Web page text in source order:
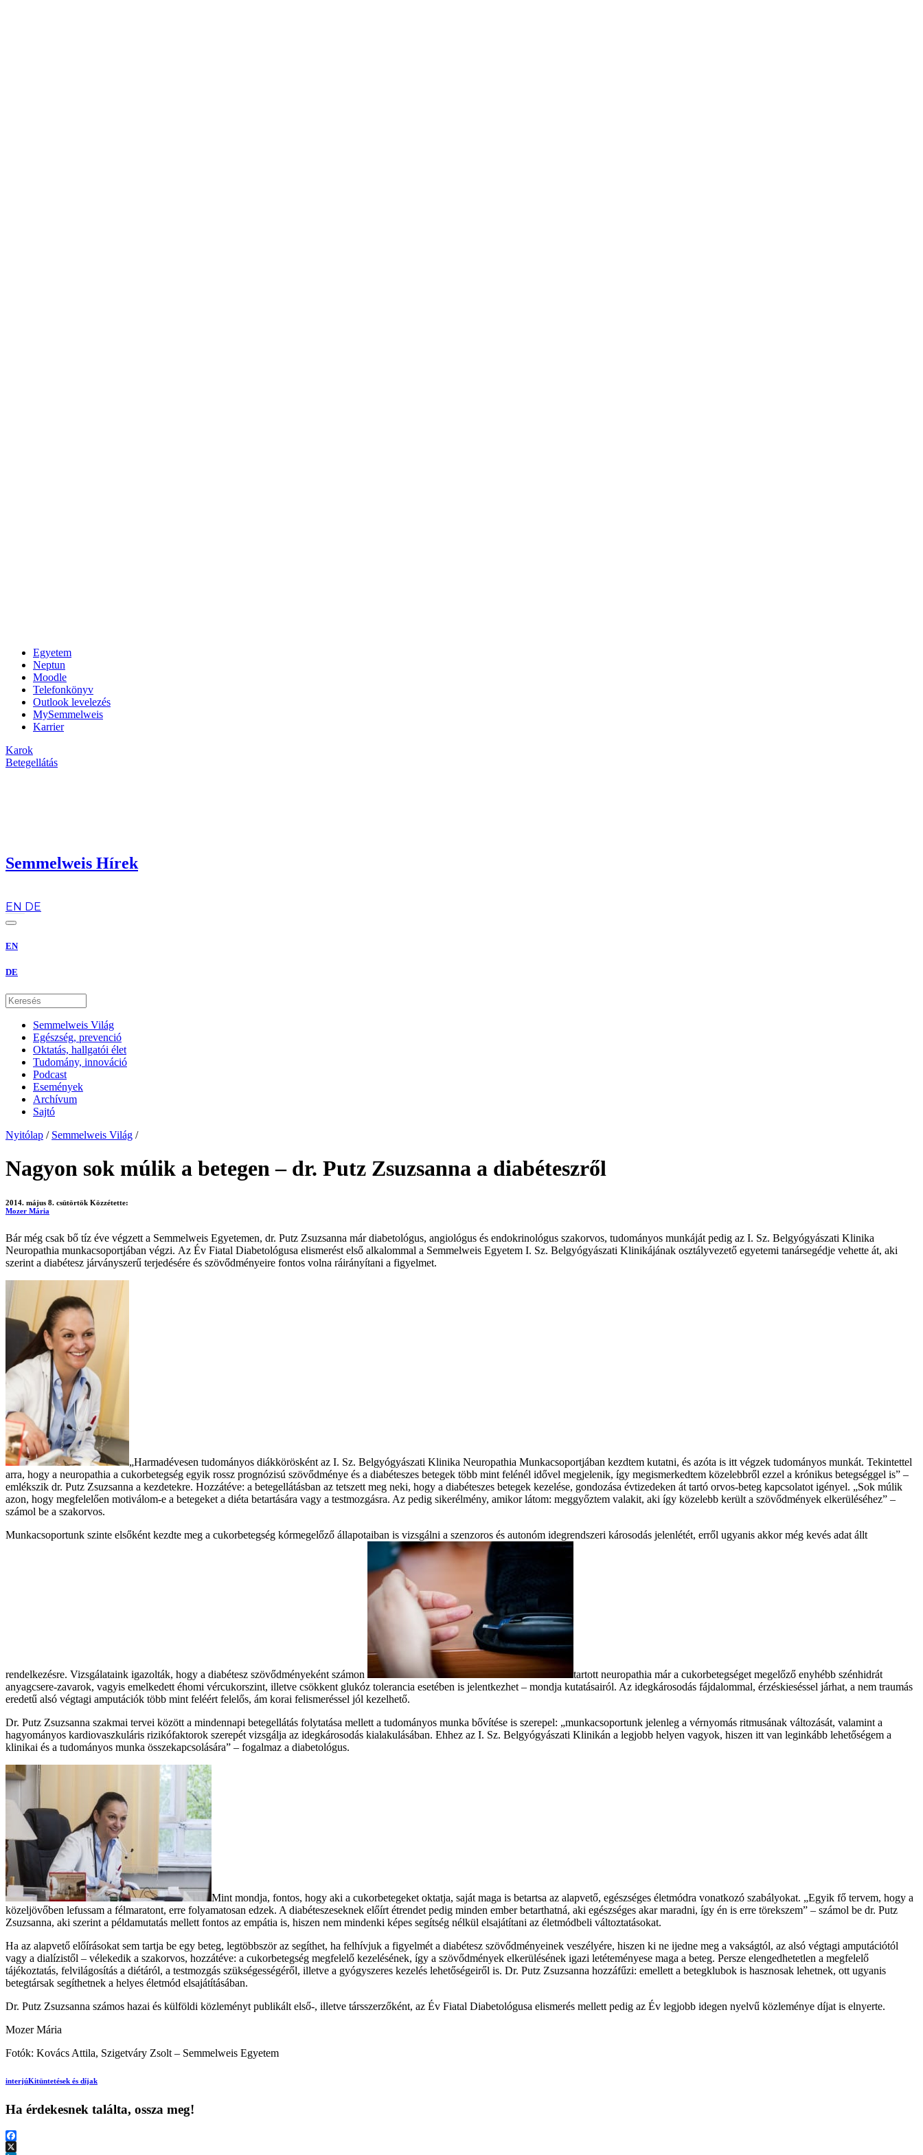
Egyetem
Neptun
Moodle
Telefonkönyv
Outlook levelezés
MySemmelweis
Karrier
Karok
Betegellátás
Semmelweis Hírek
EN DE
EN
DE
Semmelweis Világ
Egészség, prevenció
Oktatás, hallgatói élet
Tudomány, innováció
Podcast
Események
Archívum
Sajtó
Nyitólap / Semmelweis Világ /
Nagyon sok múlik a betegen – dr. Putz Zsuzsanna a diabéteszről
2014. május 8. csütörtök Közzétette:
Mozer Mária
Bár még csak bő tíz éve végzett a Semmelweis Egyetemen, dr. Putz Zsuzsanna már diabetológus, angiológus és endokrinológus szakorvos, tudományos munkáját pedig az I. Sz. Belgyógyászati Klinika
Neuropathia munkacsoportjában végzi. Az Év Fiatal Diabetológusa elismerést első alkalommal a Semmelweis Egyetem I. Sz. Belgyógyászati Klinikájának osztályvezető egyetemi tanársegédje vehette át, aki
szerint a diabétesz járványszerű terjedésére és szövődményeire fontos volna ráirányítani a figyelmet.
„Harmadévesen tudományos diákkörösként az I. Sz. Belgyógyászati Klinika Neuropathia Munkacsoportjában kezdtem kutatni, és azóta is itt végzek tudományos munkát. Tekintettel
arra, hogy a neuropathia a cukorbetegség egyik rossz prognózisú szövődménye és a diabéteszes betegek több mint felénél idővel megjelenik, így megismerkedtem közelebbről ezzel a krónikus betegséggel is” –
emlékszik dr. Putz Zsuzsanna a kezdetekre. Hozzátéve: a betegellátásban az tetszett meg neki, hogy a diabéteszes betegek kezelése, gondozása évtizedeken át tartó orvos-beteg kapcsolatot igényel. „Sok múlik
azon, hogy megfelelően motiválom-e a betegeket a diéta betartására vagy a testmozgásra. Az pedig sikerélmény, amikor látom: meggyőztem valakit, aki így közelebb került a szövődmények elkerüléséhez” –
számol be a szakorvos.
Munkacsoportunk szinte elsőként kezdte meg a cukorbetegség kórmegelőző állapotaiban is vizsgálni a szenzoros és autonóm idegrendszeri károsodás jelenlétét, erről ugyanis akkor még kevés adat állt
rendelkezésre. Vizsgálataink igazolták, hogy a diabétesz szövődményeként számon
tartott neuropathia már a cukorbetegséget megelőző enyhébb szénhidrát
anyagcsere-zavarok, vagyis emelkedett éhomi vércukorszint, illetve csökkent glukóz tolerancia esetében is jelentkezhet – mondja kutatásairól. Az idegkárosodás fájdalommal, érzéskieséssel járhat, a nem traumás
eredetű alsó végtagi amputációk több mint feléért felelős, ám korai felismeréssel jól kezelhető.
Dr. Putz Zsuzsanna szakmai tervei között a mindennapi betegellátás folytatása mellett a tudományos munka bővítése is szerepel: „munkacsoportunk jelenleg a vérnyomás ritmusának változását, valamint a
hagyományos kardiovaszkuláris rizikófaktorok szerepét vizsgálja az idegkárosodás kialakulásában. Ehhez az I. Sz. Belgyógyászati Klinikán a legjobb helyen vagyok, hiszen itt van leginkább lehetőségem a
klinikai és a tudományos munka összekapcsolására” – fogalmaz a diabetológus.
Mint mondja, fontos, hogy aki a cukorbetegeket oktatja, saját maga is betartsa az alapvető, egészséges életmódra vonatkozó szabályokat. „Egyik fő tervem, hogy a
közeljövőben lefussam a félmaratont, erre folyamatosan edzek. A diabéteszeseknek előírt étrendet pedig minden ember betarthatná, aki egészséges akar maradni, így én is erre törekszem” – számol be dr. Putz
Zsuzsanna, aki szerint a példamutatás mellett fontos az empátia is, hiszen nem mindenki képes segítség nélkül elsajátítani az életmódbeli változtatásokat.
Ha az alapvető előírásokat sem tartja be egy beteg, legtöbbször az segíthet, ha felhívjuk a figyelmét a diabétesz szövődményeinek veszélyére, hiszen ki ne ijedne meg a vakságtól, az alsó végtagi amputációtól
vagy a dialízistől – vélekedik a szakorvos, hozzátéve: a cukorbetegség megfelelő kezelésének, így a szövődmények elkerülésének igazi letéteményese maga a beteg. Persze elengedhetetlen a megfelelő
tájékoztatás, felvilágosítás a diétáról, a testmozgás szükségességéről, illetve a gyógyszeres kezelés lehetőségeiről is. Dr. Putz Zsuzsanna hozzáfűzi: emellett a betegklubok is hasznosak lehetnek, ott ugyanis
betegtársak segíthetnek a helyes életmód elsajátításában.
Dr. Putz Zsuzsanna számos hazai és külföldi közleményt publikált első-, illetve társszerzőként, az Év Fiatal Diabetológusa elismerés mellett pedig az Év legjobb idegen nyelvű közleménye díjat is elnyerte.
Mozer Mária
Fotók: Kovács Attila, Szigetváry Zsolt – Semmelweis Egyetem
interjúKitüntetések és díjak
Ha érdekesnek találta, ossza meg!
Facebook